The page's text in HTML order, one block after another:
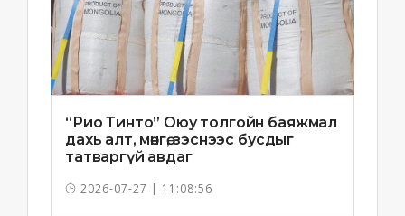
“Рио Тинто” Оюу толгойн баяжмал
дахь алт, мөнгө, зэснээс бусдыг
татваргүй авдаг
2026-07-27 | 11:08:56